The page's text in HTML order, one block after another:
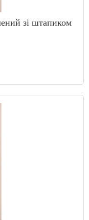
зі штапиком